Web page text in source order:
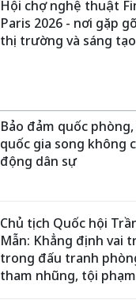
Hội chợ nghệ thuật
Paris 2026 - nơi gặp
thị trường và sáng
Bảo đảm quốc
quốc gia song không
động dân sự
Chủ tịch Quốc hội
Mẫn: Khẳng định vai
trong đấu tranh
tham nhũng, tội